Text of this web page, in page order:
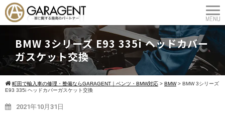
BMW 3シリーズ E93 335i ヘッドカバー
ガスケット交換
町田で輸入車の修理・整備ならGARAGENT｜ベンツ・BMW対応 > BMW> BMW 3シリーズ
E93 335i ヘッドカバーガスケット交換
2021年10月31日